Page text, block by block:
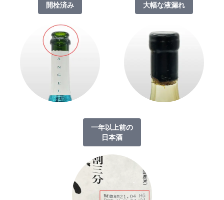
開栓済み 大幅な液漏れ
一年以上前の
日本酒